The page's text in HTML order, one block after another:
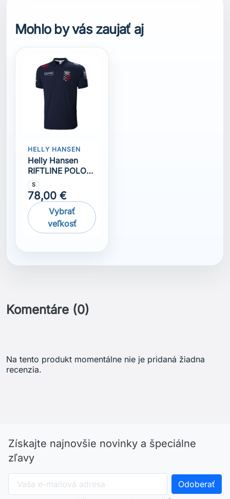
Mohlo by vás zaujať aj
HELLY HANSEN
Helly Hansen
RIFTLINE POLO
NAVY
S
78,00 €
Vybrať
veľkosť
Komentáre (0)
Na tento produkt momentálne nie je pridaná žiadna
recenzia.
Získajte najnovšie novinky a špeciálne
zľavy